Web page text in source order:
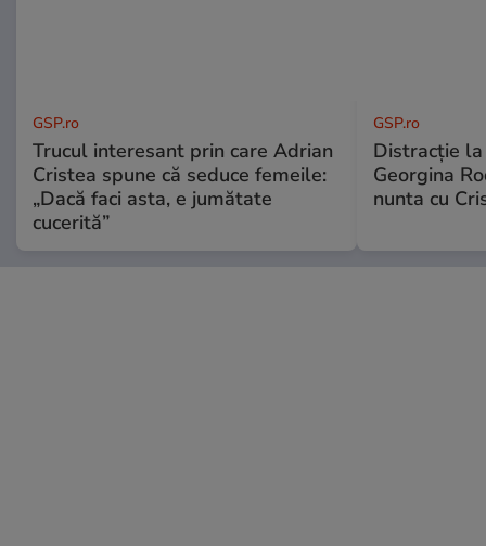
GSP.ro
Trucul interesant prin care Adrian
Cristea spune că seduce femeile:
„Dacă faci asta, e jumătate
cucerită”
GSP.ro
Distracție
Georgina
nunta cu